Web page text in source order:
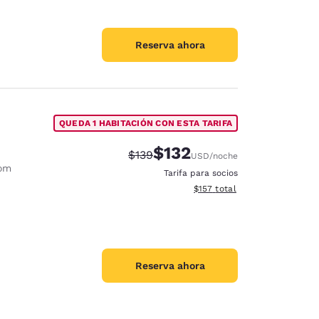
Reserva ahora
QUEDA 1 HABITACIÓN CON ESTA TARIFA
Tarifa tachada:
$139Tarifa reducida:
$132USD/noche
Tarifa para socios
Ver detalles totales
$157 total
Reserva ahora